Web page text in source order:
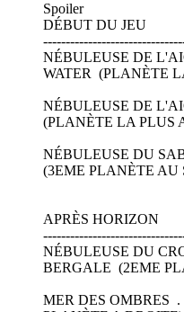
Spoiler
DÉBUT DU JEU
NÉBULEUSE DE
WATER (PLANÈTE
NÉBULEUSE DE
(PLANÈTE LA PLUS
NÉBULEUSE DU
(3EME PLANÈTE AU
APRÈS HORIZON
NÉBULEUSE DU
BERGALE (2EME
MER DES OMBRES